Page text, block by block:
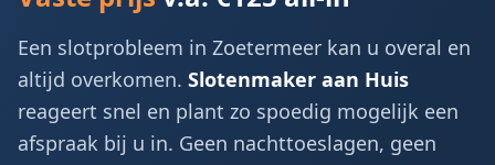
Een slot­probleem in Zoetermeer kan u overal en
altijd overkomen. Slotenmaker aan Huis
reageert snel en plant zo spoedig mogelijk een
afspraak bij u in. Geen nacht­toeslagen, geen